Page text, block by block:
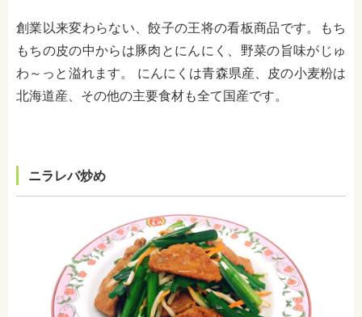
創業以来変わらない、餃子の王将の看板商品です。もち
もちの皮の中からは豚肉とにんにく、野菜の旨味がじゅ
わ～っと溢れます。 にんにくは青森県産、皮の小麦粉は
北海道産、その他の主要食材も全て国産です。
ニラレバ炒め